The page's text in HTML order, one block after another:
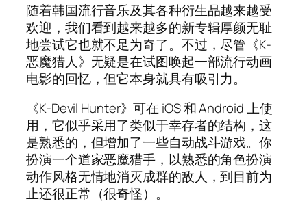
随着韩国流行音乐及其各种衍生品越来越受
欢迎，我们看到越来越多的新专辑厚颜无耻
地尝试它也就不足为奇了。不过，尽管《K-
恶魔猎人》无疑是在试图唤起一部流行动画
电影的回忆，但它本身就具有吸引力。
《K-Devil Hunter》可在 iOS 和 Android 上使
用，它似乎采用了类似于幸存者的结构，这
是熟悉的，但增加了一些自动战斗游戏。你
扮演一个道家恶魔猎手，以熟悉的角色扮演
动作风格无情地消灭成群的敌人，到目前为
止还很正常（很奇怪）。